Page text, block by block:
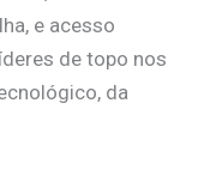
e acesso
de topo nos
da